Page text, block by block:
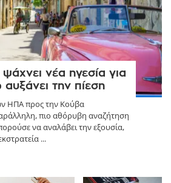
νέα ηγεσία για
την πίεση
ΗΠΑ προς την Κούβα
πιο αθόρυβη αναζήτηση
να αναλάβει την εξουσία,
...